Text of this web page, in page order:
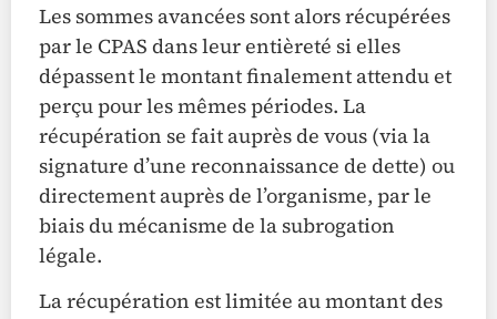
Les sommes avancées sont alors récupérées
par le CPAS dans leur entièreté si elles
dépassent le montant finalement attendu et
perçu pour les mêmes périodes. La
récupération se fait auprès de vous (via la
signature d’une reconnaissance de dette) ou
directement auprès de l’organisme, par le
biais du mécanisme de la subrogation
légale.
La récupération est limitée au montant des